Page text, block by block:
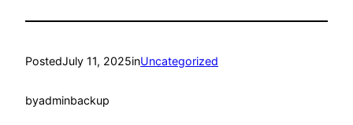
PostedJuly 11, 2025inUncategorized
byadminbackup